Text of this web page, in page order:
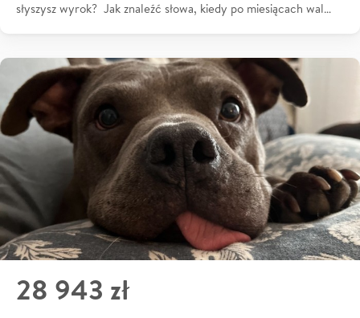
słyszysz wyrok? Jak znaleźć słowa, kiedy po miesiącach wal…
28 943 zł